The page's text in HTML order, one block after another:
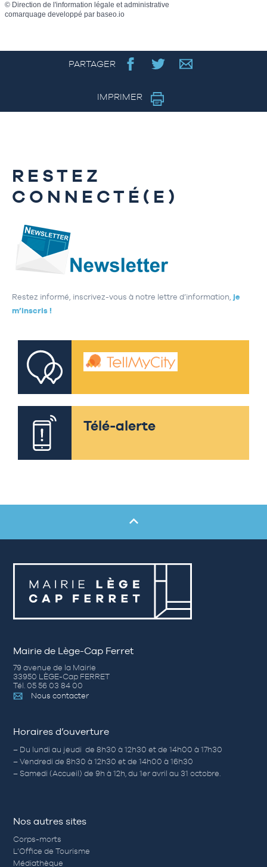
© Direction de l'information légale et administrative
comarquage developpé par baseo.io
PARTAGER
IMPRIMER
RESTEZ
CONNECTÉ(E)
Restez informé, inscrivez-vous à notre lettre d’information, je
m’inscris !
Télé-alerte
Mairie de Lège-Cap Ferret
79 avenue de la Mairie
33950 LÈGE-Cap FERRET
Tél. 05 56 03 84 00
Nous contacter
Horaires d’ouverture
– Du lundi au jeudi de 8h30 à 12h30 et de 14h00 à 17h30
– Vendredi de 8h30 à 12h30 et de 14h00 à 16h30
– Samedi (Accueil) de 9h à 12h, du 1er avril au 31 octobre.
Nos autres sites
Corps-morts
L’Office de Tourisme
Médiathèque